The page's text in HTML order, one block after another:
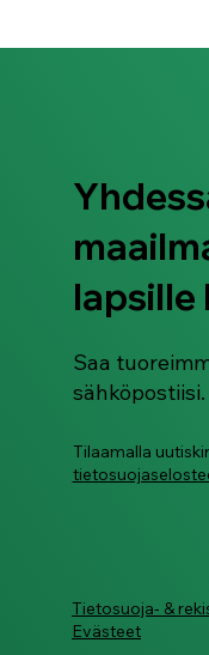
lapsille
Saa
sähköpostiisi.
Tilaamalla
Tietosuoja- &
Evästeet